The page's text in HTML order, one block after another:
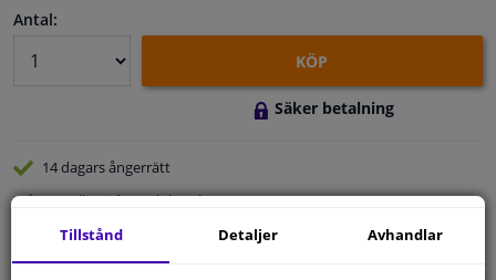
Sensorer & Elsystem
Antal:
KÖP
Säker betalning
14 dagarsångerrätt
Beställsmidigt och betala tryggt
Leverans inom 4 dagar
ExpertKundservice
Tillstånd Detaljer Avhandlar